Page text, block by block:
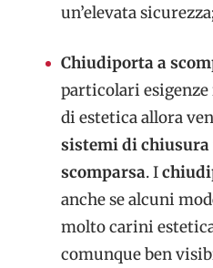
un’elevata
Chiudiporta a
particolari
di estetica allora
sistemi di chiusura
scomparsa. I
anche se alcuni
molto carini
comunque ben